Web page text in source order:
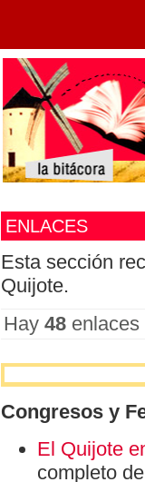
ENLACES
Esta sección
Quijote.
Hay 48 enlaces
Congresos y
El Quijote
completo